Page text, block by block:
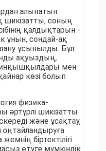
алынатын
шикізатты, соның
қалдықтарын -
ұнын, сондай-ақ
ұсынылды. Бұл
ақуыздың,
мен
көзі болып
физика-
әртүрлі шикізатты
және ұсақтау,
оңтайландыруға
біртектілігі
етуге мүмкіндік